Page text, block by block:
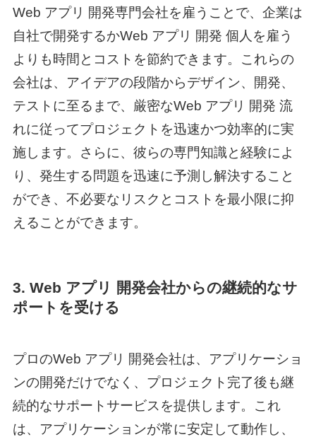
Web アプリ 開発専門会社を雇うことで、企業は
自社で開発するかWeb アプリ 開発 個人 を雇う
よりも時間とコストを節約できます。これらの
会社は、アイデアの段階からデザイン、開発、
テストに至るまで、厳密なWeb アプリ 開発 流
れに従ってプロジェクトを迅速かつ効率的に実
施します。さらに、彼らの専門知識と経験によ
り、発生する問題を迅速に予測し解決すること
ができ、不必要なリスクとコストを最小限に抑
えることができます。
3. Web アプリ 開発会社からの継続的なサ
ポートを受ける
プロのWeb アプリ 開発会社は、アプリケーショ
ンの開発だけでなく、プロジェクト完了後も継
続的なサポートサービスを提供します。これ
は、アプリケーションが常に安定して動作し、